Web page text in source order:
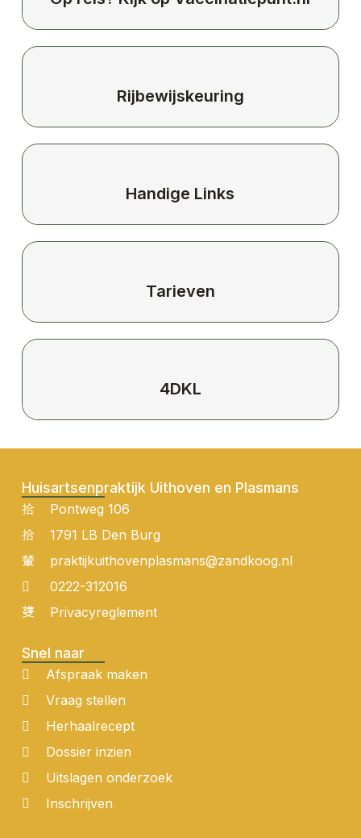
Rijbewijskeuring
Handige Links
Tarieven
4DKL
Huisartsenpraktijk Uithoven en Plasmans
Pontweg 106
1791 LB Den Burg
praktijkuithovenplasmans@zandkoog.nl
0222-312016
Privacyreglement
Snel naar
Afspraak maken
Vraag stellen
Herhaalrecept
Dossier inzien
Uitslagen onderzoek
Inschrijven